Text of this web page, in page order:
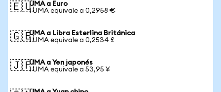
🇪🇺UMA a Euro
1 UMA equivale a 0,2958 €
🇬🇧UMA a Libra Esterlina Británica
1 UMA equivale a 0,2534 £
🇯🇵UMA a Yen japonés
1 UMA equivale a 53,95 ¥